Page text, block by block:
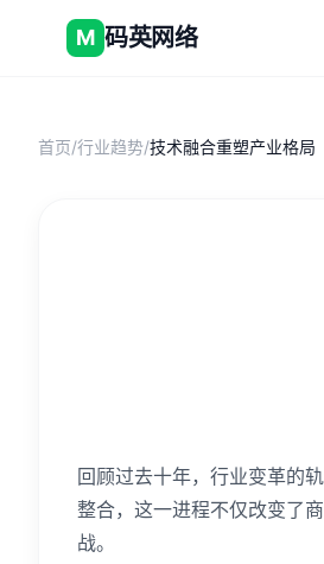
M 码英网络
首页/行业趋势/技术融合重塑产业格局
回顾过去十年，行业变革的
整合，这一进程不仅改变了
战。